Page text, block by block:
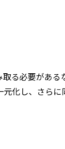
る必要がある
化し、さら